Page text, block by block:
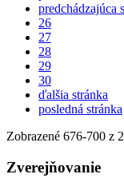
predchádzajúca
26
27
28
29
30
ďalšia stránka
posledná stránka
Zobrazené 676-700 z
Zverejňovanie